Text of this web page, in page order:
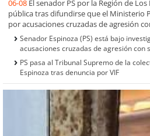
06-08 El senador PS por la Región de
pública tras difundirse que el Ministerio
por acusaciones cruzadas de agresión
Senador Espinoza (PS) está bajo
acusaciones cruzadas de agresión con
PS pasa al Tribunal Supremo de la
Espinoza tras denuncia por VIF